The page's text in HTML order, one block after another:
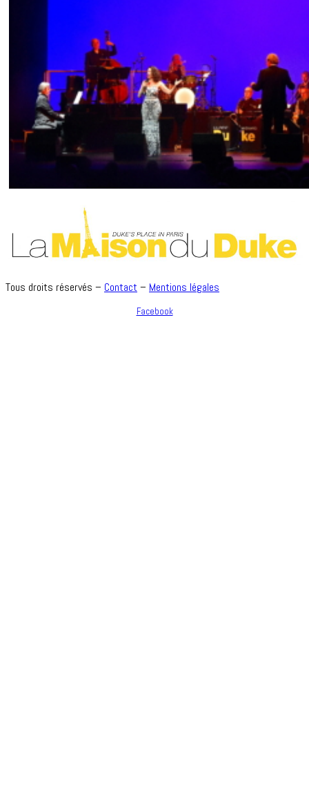
Tous droits réservés – Contact – Mentions légales
Facebook